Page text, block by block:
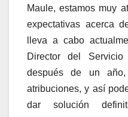
Maule, estamos muy
expectativas acerca
lleva a cabo
Director del
después de un
atribuciones, y así
dar solución